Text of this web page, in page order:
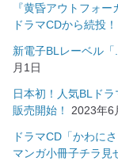
『黄昏アウトフォ
ドラマCDから続投
新電子BLレーベル
月1日
日本初！人気BLド
販売開始！
2023年6
ドラマCD「かわに
マンガ小冊子チラ見